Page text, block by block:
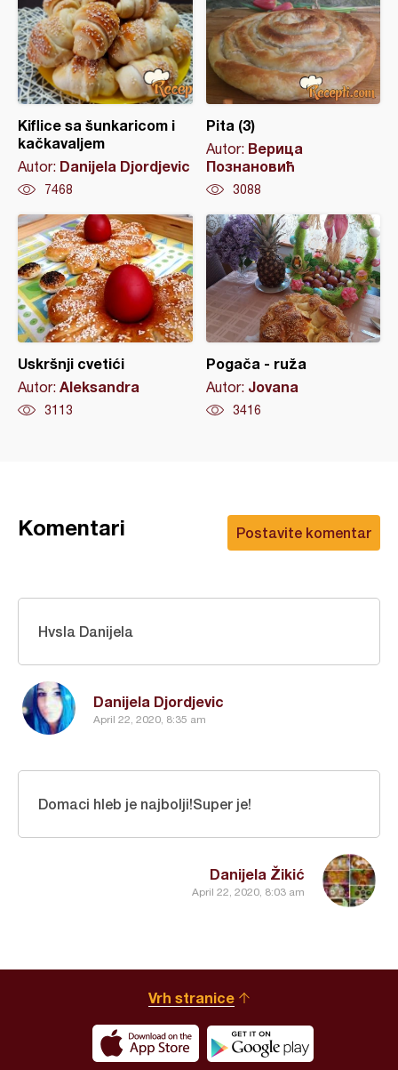
Kiflice sa šunkaricom i
kačkavaljem
Autor: Danijela Djordjevic
7468
Pita (3)
Autor: Верица
Познановић
3088
Uskršnji cvetići
Autor: Aleksandra
3113
Pogača - ruža
Autor: Jovana
3416
Postavite komentar
Komentari
Danijela Djordjevic
April 22, 2020, 8:35 am
Hvsla Danijela
Danijela Žikić
April 22, 2020, 8:03 am
Domaci hleb je najbolji!Super je!
Vrh stranice